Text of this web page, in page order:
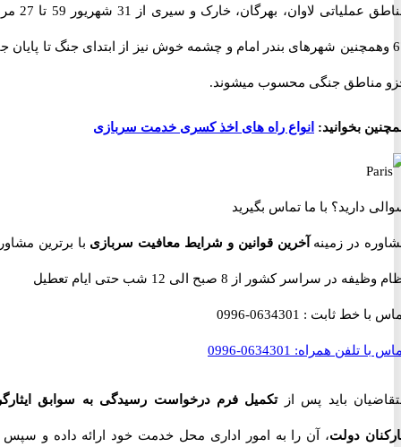
مناطق عملیاتی لاوان، بهرگان، خارک و سیری از 31 شهریور 59 تا 27 مرداد
شهرهای بندر امام و چشمه خوش نیز از ابتدای جنگ تا پایان جنگ
جنگی محسوب میشوند.
بخوانید: انواع راه های اخذ کسری خدمت سربازی
دارید؟ با ما تماس بگیرید
در زمینهآخرین قوانین و شرایط معافیت سربازیبا برترین مشاوران
در سراسر کشور از 8 صبح الی 12 شب حتی ایام تعطیل
با خط ثابت :0634301-0996
تلفن همراه:0634301-0996
باید پس ازتکمیل فرم درخواست رسیدگی به سوابق ایثارگری
دولت، آن را به امور اداری محل خدمت خود ارائه داده و سپس آن